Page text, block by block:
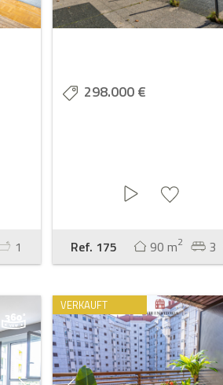
1
298.000 €
Ref. 175 90 m2 3
VERKAUFT